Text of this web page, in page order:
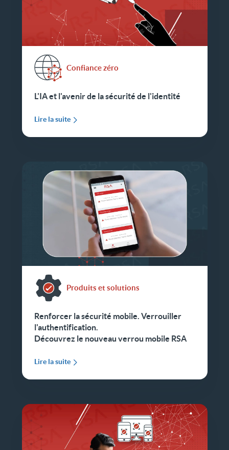
Confiance zéro
L'IA et l'avenir de la sécurité de l'identité
Lire la suite
Produits et solutions
Renforcer la sécurité mobile. Verrouiller
l'authentification.
Découvrez le nouveau verrou mobile RSA
Lire la suite